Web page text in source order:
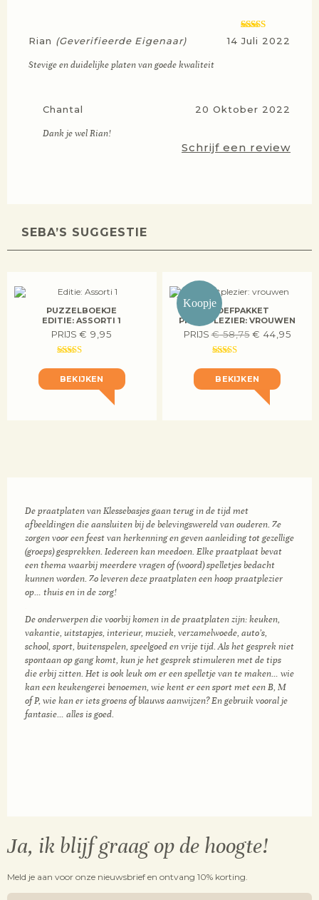
Gewaardeerd
5 uit 5
Rian (geverifieerde Eigenaar) 14 Juli 2022
Stevige en duidelijke platen van goede kwaliteit
Chantal 20 Oktober 2022
Dank je wel Rian!
Schrijf een review
SEBA’S SUGGESTIE
PUZZELBOEKJE
EDITIE: ASSORTI 1
PRIJS€ 9,95
BEKIJKEN
Koopje
PROEFPAKKET
PRAATPLEZIER: VROUWEN
PRIJS€58,75 € 44,95
BEKIJKEN
De praatplaten van Klessebasjes gaan terug in de tijd met
afbeeldingen die aansluiten bij de belevingswereld van ouderen. Ze
zorgen voor een feest van herkenning en geven aanleiding tot gezellige
(groeps) gesprekken. Iedereen kan meedoen. Elke praatplaat bevat
een thema waarbij meerdere vragen of (woord) spelletjes bedacht
kunnen worden. Zo leveren deze praatplaten een hoop praatplezier
op… thuis en in de zorg!
De onderwerpen die voorbij komen in de praatplaten zijn: keuken,
vakantie, uitstapjes, interieur, muziek, verzamelwoede, auto’s,
school, sport, buitenspelen, speelgoed en vrije tijd. Als het gesprek niet
spontaan op gang komt, kun je het gesprek stimuleren met de tips
die erbij zitten. Het is ook leuk om er een spelletje van te maken… wie
kan een keukengerei benoemen, wie kent er een sport met een B, M
of P, wie kan er iets groens of blauws aanwijzen? En gebruik vooral je
fantasie… alles is goed.
Ja, ik blijf graag op de hoogte!
Meld je aan voor onze nieuwsbrief en ontvang 10% korting.